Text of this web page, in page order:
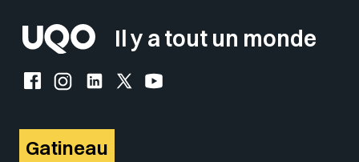
Il y a tout un monde
Facebook de l'UQO
Instagram de l'UQO
LinkedIn de l'UQO
X (Twitter) de l'UQO
YouTube de l'UQO
Gatineau